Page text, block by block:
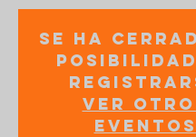
Se ha
posibilidad
Ver
eventos